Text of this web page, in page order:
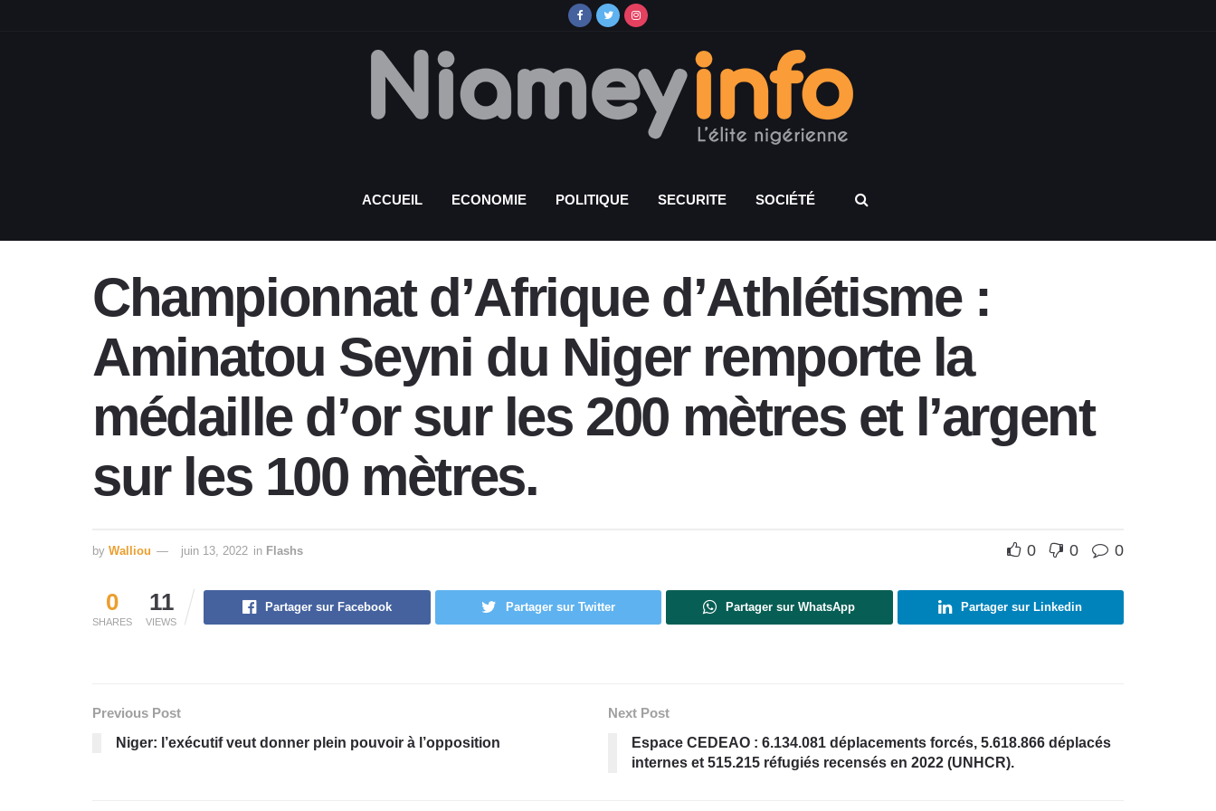
ACCUEIL ECONOMIE POLITIQUE SECURITE SOCIÉTÉ
Championnat d’Afrique d’Athlétisme :
Aminatou Seyni du Niger remporte la
médaille d’or sur les 200 mètres et l’argent
sur les 100 mètres.
by Walliou juin 13, 2022 in Flashs 0 0 0
0
SHARES
11
VIEWS
Partager sur Facebook Partager sur Twitter Partager sur WhatsApp Partager sur Linkedin
Previous Post
Niger: l’exécutif veut donner plein pouvoir à l’opposition
Next Post
Espace CEDEAO : 6.134.081 déplacements forcés, 5.618.866 déplacés
internes et 515.215 réfugiés recensés en 2022 (UNHCR).